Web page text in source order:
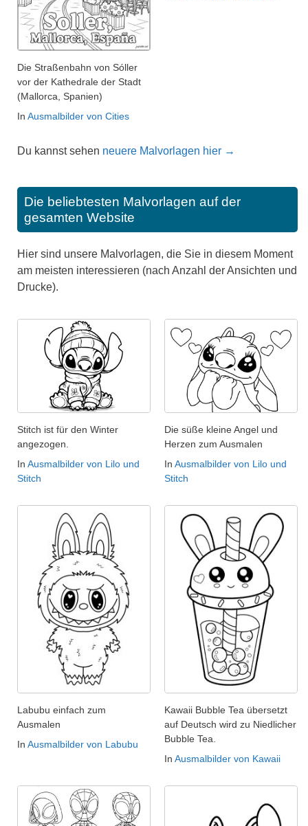
Die Straßenbahn von Sóller
vor der Kathedrale der Stadt
(Mallorca, Spanien)
In Ausmalbilder von Cities
Du kannst sehen neuere Malvorlagen hier →
Die beliebtesten Malvorlagen auf der
gesamten Website
Hier sind unsere Malvorlagen, die Sie in diesem Moment
am meisten interessieren (nach Anzahl der Ansichten und
Drucke).
Stitch ist für den Winter
angezogen.
In Ausmalbilder von Lilo und
Stitch
Die süße kleine Angel und
Herzen zum Ausmalen
In Ausmalbilder von Lilo und
Stitch
Labubu einfach zum
Ausmalen
In Ausmalbilder von Labubu
Kawaii Bubble Tea übersetzt
auf Deutsch wird zu Niedlicher
Bubble Tea.
In Ausmalbilder von Kawaii